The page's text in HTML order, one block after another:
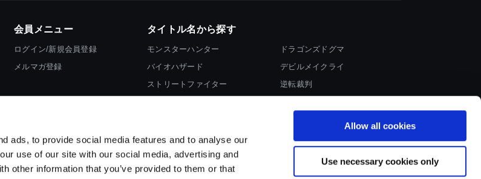
ads, to provide social media features and to analyse our
use of our site with our social media, advertising and
other information that you’ve provided to them or that
Allow all cookies
Use necessary cookies only
会員メニュー
ログイン/新規会員登録
メルマガ登録
タイトル名から探す
モンスターハンター
バイオハザード
ストリートファイター
ドラゴンズドグマ
デビルメイクライ
逆転裁判